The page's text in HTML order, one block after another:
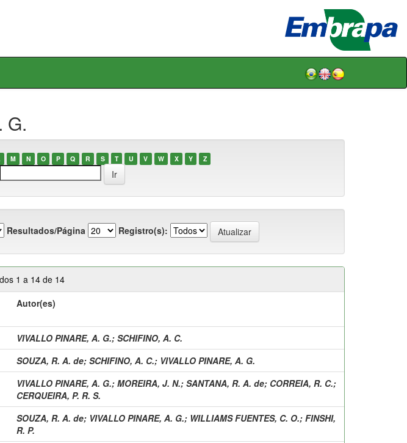
G.
M N O P Q R S T U V W X Y Z
Resultados/Página Registro(s):
1 a 14 de 14
Autor(es)
VIVALLO PINARE, A. G.; SCHIFINO, A. C.
SOUZA, R. A. de; SCHIFINO, A. C.; VIVALLO PINARE, A. G.
VIVALLO PINARE, A. G.; MOREIRA, J. N.; SANTANA, R. A. de; CORREIA, R. C.;
CERQUEIRA, P. R. S.
SOUZA, R. A. de; VIVALLO PINARE, A. G.; WILLIAMS FUENTES, C. O.; FINSHI,
R. P.